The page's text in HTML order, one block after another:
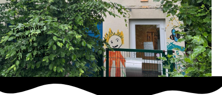
12 Kinder
maximal
16
viel Platz
für Ideen